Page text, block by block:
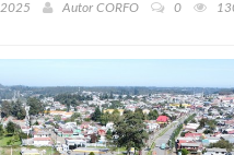
2025 Autor CORFO 0